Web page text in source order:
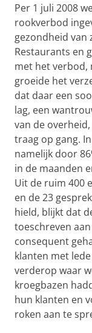
Per 1 juli 2008
rookverbod
gezondheid van
Restaurants en
met het verbod,
groeide het
dat daar een
lag, een
van de
traag op gang.
namelijk door
in de maanden
Uit de ruim 400
en de 23
hield, blijkt dat
toeschreven
consequent
klanten met
verderop waar
kroegbazen
hun klanten en
roken aan te